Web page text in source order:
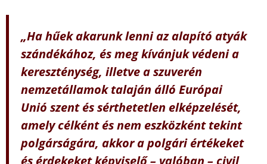
„Ha hűek akarunk lenni az alapító atyák
szándékához, és meg kívánjuk védeni a
kereszténység, illetve a szuverén
nemzetállamok talaján álló Európai
Unió szent és sérthetetlen elképzelését,
amely célként és nem eszközként tekint
polgárságára, akkor a polgári értékeket
és érdekeket képviselő – valóban – civil